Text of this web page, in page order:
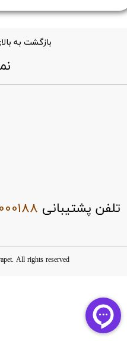
بازگشت به
All rights reserved